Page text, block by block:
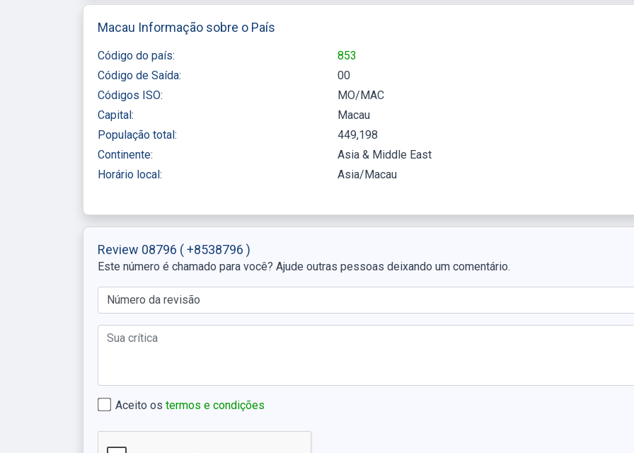
Macau Informação sobre o País
Código do país:
853
Código de Saída:
00
Códigos ISO:
MO/MAC
Capital:
Macau
População total:
449,198
Continente:
Asia & Middle East
Horário local:
Asia/Macau
Review 08796 ( +8538796 )
Este número é chamado para você? Ajude outras pessoas deixando um comentário.
Aceito os termos e condições